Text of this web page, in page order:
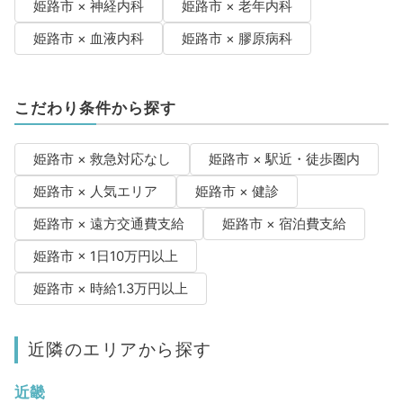
姫路市 × 神経内科
姫路市 × 老年内科
姫路市 × 血液内科
姫路市 × 膠原病科
こだわり条件から探す
姫路市 × 救急対応なし
姫路市 × 駅近・徒歩圏内
姫路市 × 人気エリア
姫路市 × 健診
姫路市 × 遠方交通費支給
姫路市 × 宿泊費支給
姫路市 × 1日10万円以上
姫路市 × 時給1.3万円以上
近隣のエリアから探す
近畿